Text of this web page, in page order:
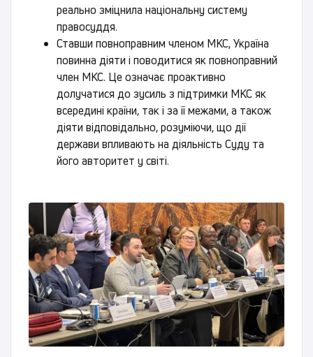
реально зміцнила національну систему
правосуддя.
Ставши повноправним членом МКС, Україна
повинна діяти і поводитися як повноправний
член МКС. Це означає проактивно
долучатися до зусиль з підтримки МКС як
всередині країни, так і за її межами, а також
діяти відповідально, розуміючи, що дії
держави впливають на діяльність Суду та
його авторитет у світі.